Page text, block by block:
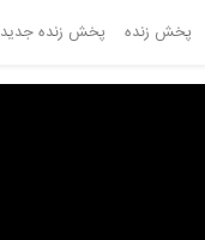
پخش زنده پخش زنده جدید